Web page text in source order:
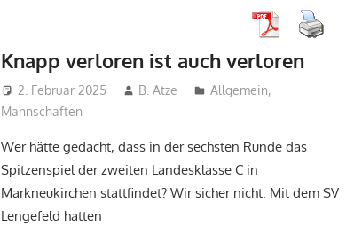
Knapp verloren ist auch verloren
2. Februar 2025 B. Atze Allgemein,
Mannschaften
Wer hätte gedacht, dass in der sechsten Runde das
Spitzenspiel der zweiten Landesklasse C in
Markneukirchen stattfindet? Wir sicher nicht. Mit dem SV
Lengefeld hatten